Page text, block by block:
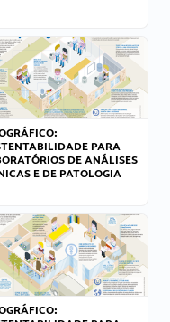
PARA
DE ANÁLISES
E DE PATOLOGIA